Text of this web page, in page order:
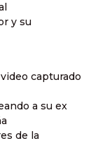
y su
capturado
a su ex
de la